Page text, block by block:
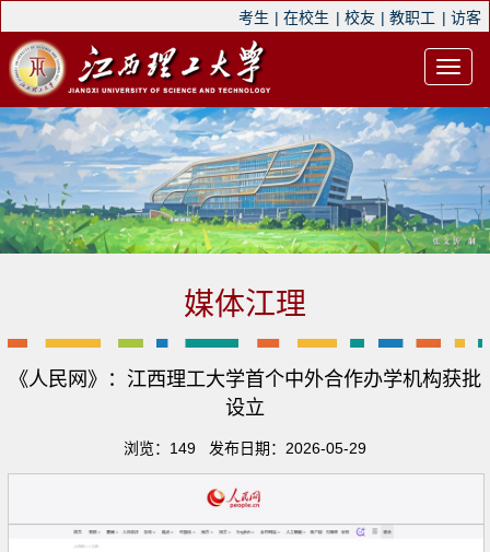
考生 | 在校生 | 校友 | 教职工 | 访客
媒体江理
《人民网》：江西理工大学首个中外合作办学机构获批
设立
浏览： 149 发布日期：2026-05-29